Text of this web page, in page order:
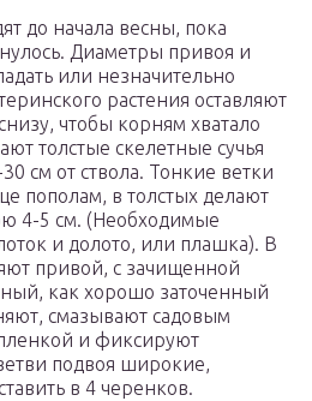
до начала весны, пока
Диаметры привоя и
или незначительно
растения оставляют
чтобы корням хватало
толстые скелетные сучья
см от ствола. Тонкие ветки
пополам, в толстых делают
4-5 см. (Необходимые
и долото, или плашка). В
привой, с зачищенной
как хорошо заточенный
смазывают садовым
и фиксируют
подвоя широкие,
в 4 черенков.